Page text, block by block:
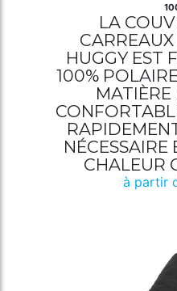
LA
HUGGY EST
100%
CHALEUR
à partir